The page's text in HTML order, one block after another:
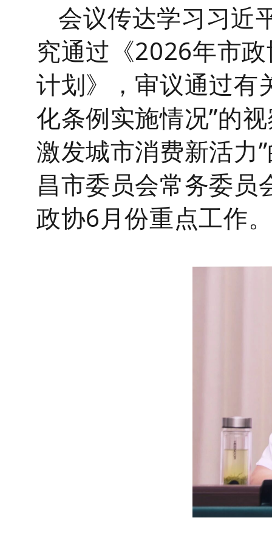
会议传达学习习近
究通过《2026年市
计划》，审议通过有
化条例实施情况”的
激发城市消费新活力
昌市委员会常务委员
政协6月份重点工作